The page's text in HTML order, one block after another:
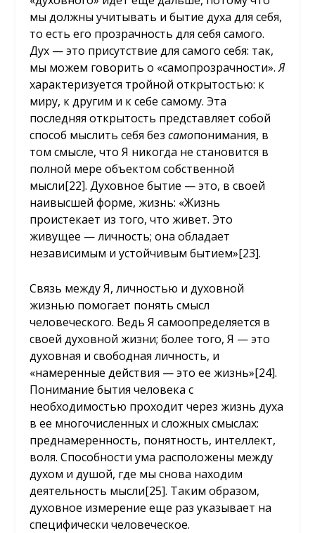
мы должны учитывать и бытие духа для себя,
то есть его прозрачность для себя самого.
Дух — это присутствие для самого себя: так,
мы можем говорить о «самопрозрачности».Я
характеризуется тройной открытостью: к
миру, к другим и к себе самому. Эта
последняя открытость представляет собой
способ мыслить себя безсамопонимания, в
том смысле, что Я никогда не становится в
полной мере объектом собственной
мысли[22]. Духовное бытие — это, в своей
наивысшей форме, жизнь: «Жизнь
проистекает из того, что живет. Это
живущее — личность; она обладает
независимым и устойчивым бытием»[23].
Связь между Я, личностью и духовной
жизнью помогает понять смысл
человеческого. Ведь Я самоопределяется в
своей духовной жизни; более того, Я — это
духовная и свободная личность, и
«намеренные действия — это ее жизнь»[24].
Понимание бытия человека с
необходимостью проходит через жизнь духа
в ее многочисленных и сложных смыслах:
преднамеренность, понятность, интеллект,
воля. Способности ума расположены между
духом и душой, где мы снова находим
деятельность мысли[25]. Таким образом,
духовное измерение еще раз указывает на
специфически человеческое.